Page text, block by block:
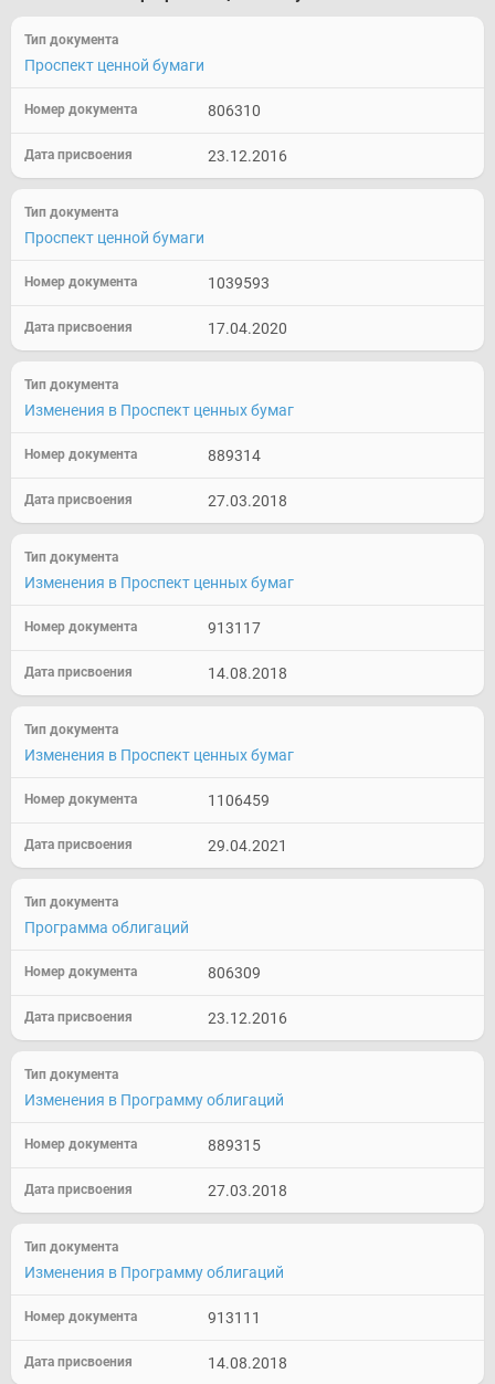
Тип документа
Проспект ценной бумаги
806310
23.12.2016
Проспект ценной бумаги
1039593
17.04.2020
Изменения в Проспект ценных бумаг
889314
27.03.2018
Изменения в Проспект ценных бумаг
913117
14.08.2018
Изменения в Проспект ценных бумаг
1106459
29.04.2021
Программа облигаций
806309
23.12.2016
Изменения в Программу облигаций
889315
27.03.2018
Изменения в Программу облигаций
913111
14.08.2018